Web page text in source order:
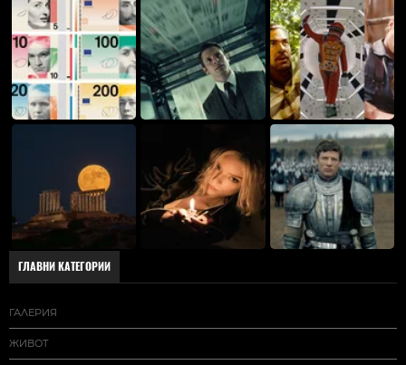
ГЛАВНИ КАТЕГОРИИ
ГАЛЕРИЯ
ЖИВОТ